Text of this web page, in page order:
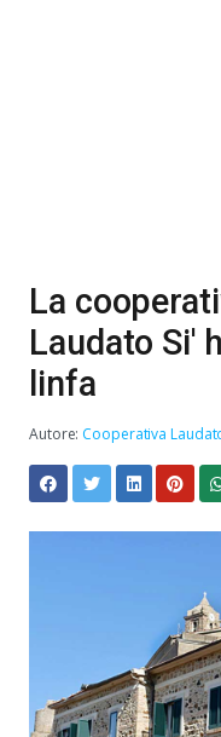
La
Laudato Si'
linfa
Autore: Cooperativa